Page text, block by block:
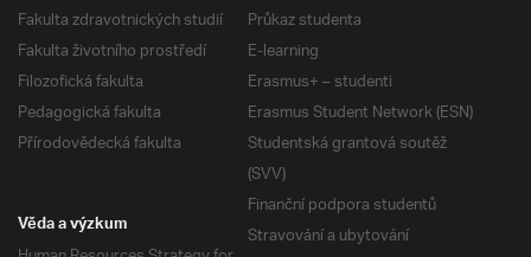
Fakulta zdravotnických studií
Fakulta životního prostředí
Filozofická fakulta
Pedagogická fakulta
Přírodovědecká fakulta
Průkaz studenta
E-learning
Erasmus+ – studenti
Erasmus Student Network (ESN)
Studentská grantová soutěž
(SVV)
Finanční podpora studentů
Stravování a ubytování
Věda a výzkum